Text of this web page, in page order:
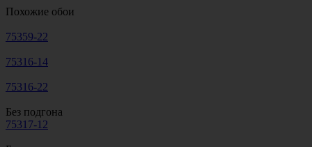
Похожие обои
75359-22
75316-14
75316-22
Без подгона
75317-12